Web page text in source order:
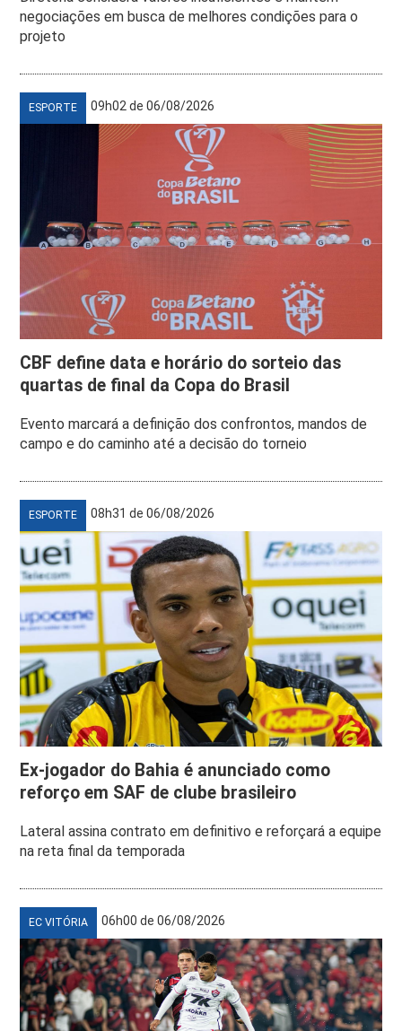
negociações em busca de melhores condições para o
projeto
ESPORTE 09h02 de 06/08/2026
CBF define data e horário do sorteio das
quartas de final da Copa do Brasil
Evento marcará a definição dos confrontos, mandos de
campo e do caminho até a decisão do torneio
ESPORTE 08h31 de 06/08/2026
Ex-jogador do Bahia é anunciado como
reforço em SAF de clube brasileiro
Lateral assina contrato em definitivo e reforçará a equipe
na reta final da temporada
EC VITÓRIA 06h00 de 06/08/2026